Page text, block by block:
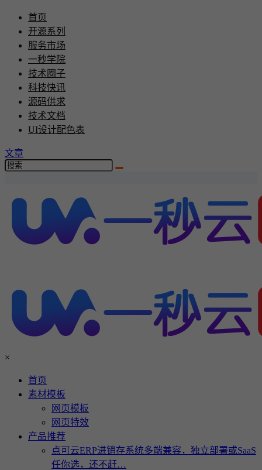
首页
开源系列
服务市场
一秒学院
技术圈子
科技快讯
源码供求
技术文档
UI设计配色表
文章
×
首页
素材模板
网页模板
网页特效
产品推荐
点可云ERP进销存系统多端兼容，独立部署或SaaS
任你选，还不赶…